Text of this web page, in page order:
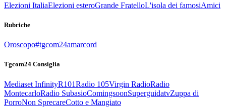
Elezioni ItaliaElezioni esteroGrande FratelloL'isola dei famosiAmici
Rubriche
Oroscopo#tgcom24amarcord
Tgcom24 Consiglia
Mediaset InfinityR101Radio 105Virgin RadioRadio
MontecarloRadio SubasioComingsoonSuperguidatvZuppa di
PorroNon SprecareCotto e Mangiato